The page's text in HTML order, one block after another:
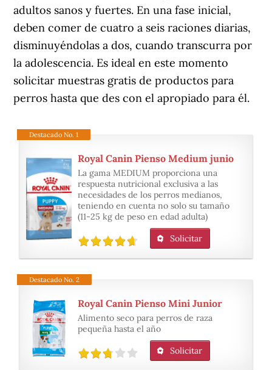
adultos sanos y fuertes. En una fase inicial,
deben comer de cuatro a seis raciones diarias,
disminuyéndolas a dos, cuando transcurra por
la adolescencia. Es ideal en este momento
solicitar muestras gratis de productos para
perros hasta que des con el apropiado para él.
Destacado No. 1
Royal Canin Pienso Medium junio
La gama MEDIUM proporciona una
respuesta nutricional exclusiva a las
necesidades de los perros medianos,
teniendo en cuenta no solo su tamaño
(11-25 kg de peso en edad adulta)
Solicitar
Destacado No. 2
Royal Canin Pienso Mini Junior
Alimento seco para perros de raza
pequeña hasta el año
Solicitar